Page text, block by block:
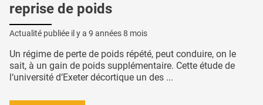
reprise de poids
Actualité publiée il y a 9 années 8 mois
Un régime de perte de poids répété, peut conduire, on le
sait, à un gain de poids supplémentaire. Cette étude de
l‘université d’Exeter décortique un des ...